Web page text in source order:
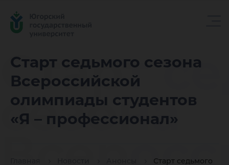
Старт седьмого сезона
Всероссийской
олимпиады студентов
«Я – профессионал»
Старт седьмого
Старт
сезона